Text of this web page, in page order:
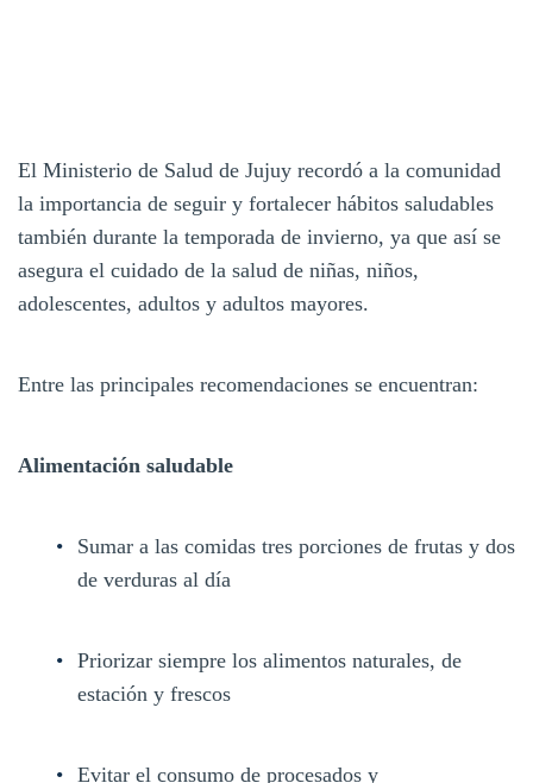
El Ministerio de Salud de Jujuy recordó a la comunidad
la importancia de seguir y fortalecer hábitos saludables
también durante la temporada de invierno, ya que así se
asegura el cuidado de la salud de niñas, niños,
adolescentes, adultos y adultos mayores.
Entre las principales recomendaciones se encuentran:
Alimentación saludable
Sumar a las comidas tres porciones de frutas y dos
de verduras al día
Priorizar siempre los alimentos naturales, de
estación y frescos
Evitar el consumo de procesados y